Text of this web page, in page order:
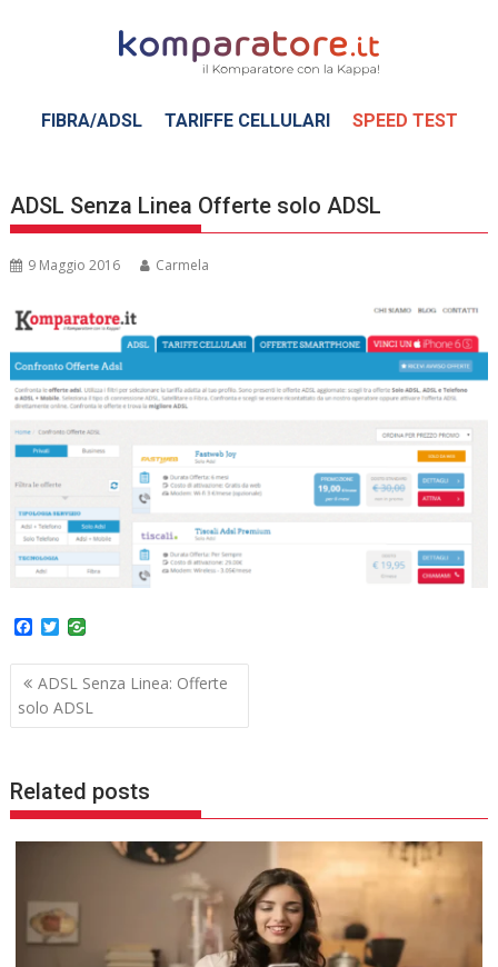
FIBRA/ADSL TARIFFE CELLULARI SPEED TEST
ADSL Senza Linea Offerte solo ADSL
9 Maggio 2016 Carmela
F
c
e
b
o
o
T
i
t
t
e
r
Navigazione
articoli
ADSL Senza Linea: Offerte
solo ADSL
Related posts